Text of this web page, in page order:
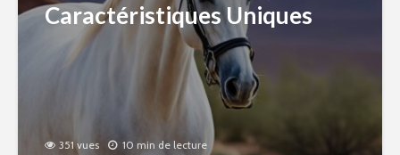
Caractéristiques Uniques
351 vues 10 min de lecture